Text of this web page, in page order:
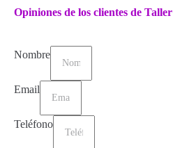
Opiniones de los clientes de
Nombre
Email
Teléfono